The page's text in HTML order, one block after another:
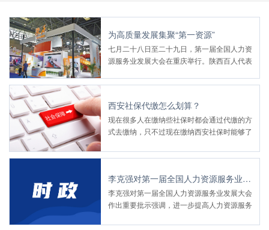
为高质量发展集聚“第一资源”
七月二十八日至二十九日，第一届全国人力资
源服务业发展大会在重庆举行。陕西百人代表
高质量发展集聚“第一资源”
西安社保代缴怎么划算？
现在很多人在缴纳些社保时都会通过代缴的方
式去缴纳，只不过现在缴纳西安社保时能够了
己的方式，能够达到代缴的标准，并且能够完
应的社会福利。
李克强对第一届全国人力资源服务业发展大会作重要批示
李克强对第一届全国人力资源服务业发展大会
作出重要批示强调，进一步提高人力资源服务